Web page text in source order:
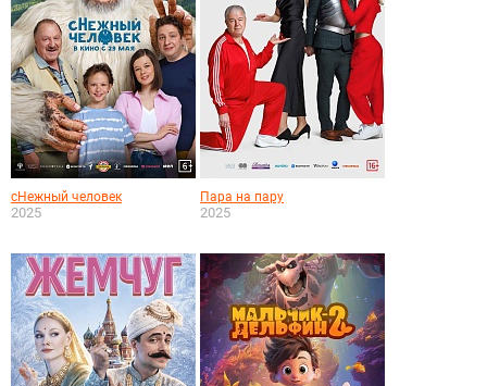
сНежный человек
2025
Пара на пару
2025